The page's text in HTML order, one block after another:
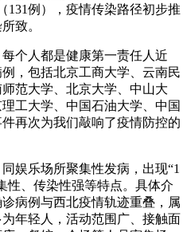
131例），疫情传染路径初步推
致。
个人都是健康第一责任人近
，包括北京工商大学、云南民
范大学、北京大学、中山大
工大学、中国石油大学、中国
再次为我们敲响了疫情防控的
娱乐场所聚集性发病，出现“1
性、传染性强等特点。具体介
病例与西北疫情轨迹重叠，属
年轻人，活动范围广、接触面